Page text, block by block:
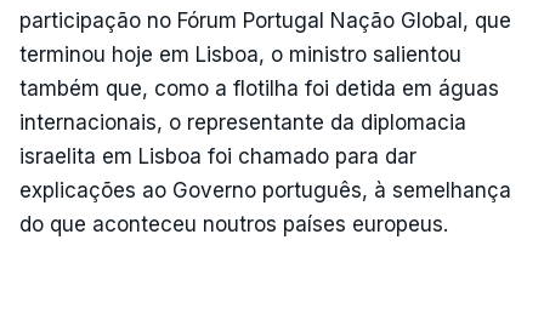
participação no Fórum Portugal Nação Global, que
terminou hoje em Lisboa, o ministro salientou
também que, como a flotilha foi detida em águas
internacionais, o representante da diplomacia
israelita em Lisboa foi chamado para dar
explicações ao Governo português, à semelhança
do que aconteceu noutros países europeus.